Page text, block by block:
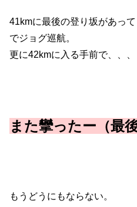
41kmに最後の登り坂があっ
でジョグ巡航。
更に42kmに入る手前で、、、
また攣ったー（最
もうどうにもならない。